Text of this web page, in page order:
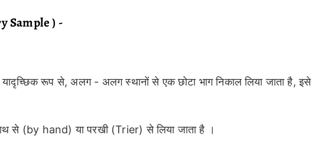
Sample ) -
रूप से, अलग - अलग स्थानों से एक छोटा भाग निकाल लिया जाता है, इसे
से (by hand) या परखी (Trier) से लिया जाता है ।